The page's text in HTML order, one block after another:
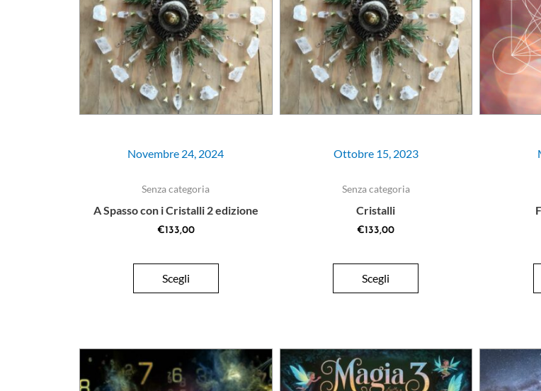
Novembre 24, 2024
Senza categoria
A Spasso con i Cristalli 2 edizione
€133,00
Scegli
Ottobre 15, 2023
Senza categoria
Cristalli
€133,00
Scegli